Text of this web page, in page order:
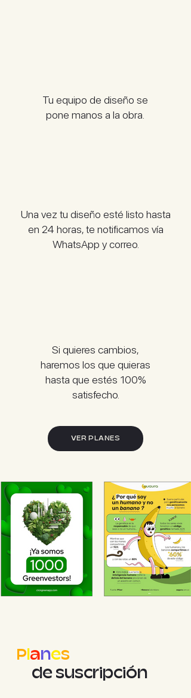
Tu equipo de diseño se
pone manos a la obra.
Una vez tu diseño esté listo hasta
en 24 horas, te notificamos vía
WhatsApp y correo.
Si quieres cambios,
haremos los que quieras
hasta que estés 100%
satisfecho.
VER PLANES
Planes
de suscripción